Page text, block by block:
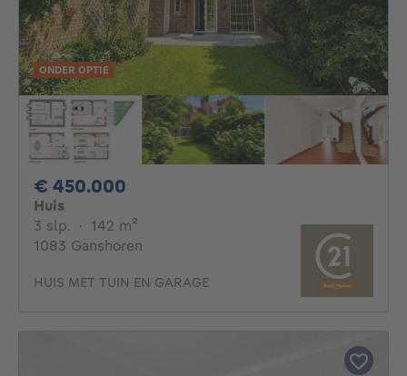
ONDER OPTIE
€ 450.000
Huis
3 slp. 3 slaapkamers
· 142 m²
1083 Ganshoren
HUIS MET TUIN EN GARAGE